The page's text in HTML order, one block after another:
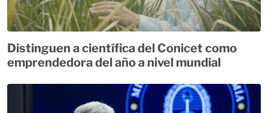
Distinguen a científica del Conicet como
emprendedora del año a nivel mundial